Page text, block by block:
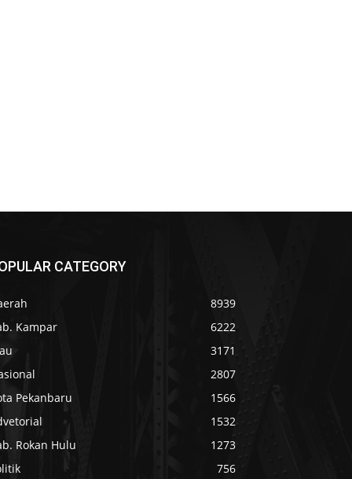
CATEGORY
8939
Kampar
6222
3171
2807
Pekanbaru
1566
1532
Rokan Hulu
1273
756